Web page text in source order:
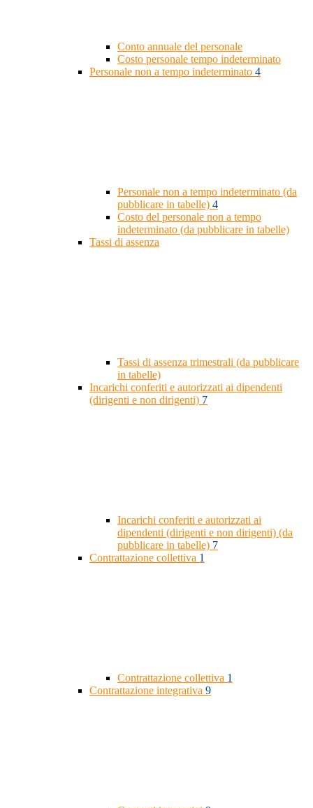
Conto annuale del personale
Costo personale tempo indeterminato
Personale non a tempo indeterminato 4
Personale non a tempo indeterminato (da
pubblicare in tabelle) 4
Costo del personale non a tempo
indeterminato (da pubblicare in tabelle)
Tassi di assenza
Tassi di assenza trimestrali (da pubblicare
in tabelle)
Incarichi conferiti e autorizzati ai dipendenti
(dirigenti e non dirigenti) 7
Incarichi conferiti e autorizzati ai
dipendenti (dirigenti e non dirigenti) (da
pubblicare in tabelle) 7
Contrattazione collettiva 1
Contrattazione collettiva 1
Contrattazione integrativa 9